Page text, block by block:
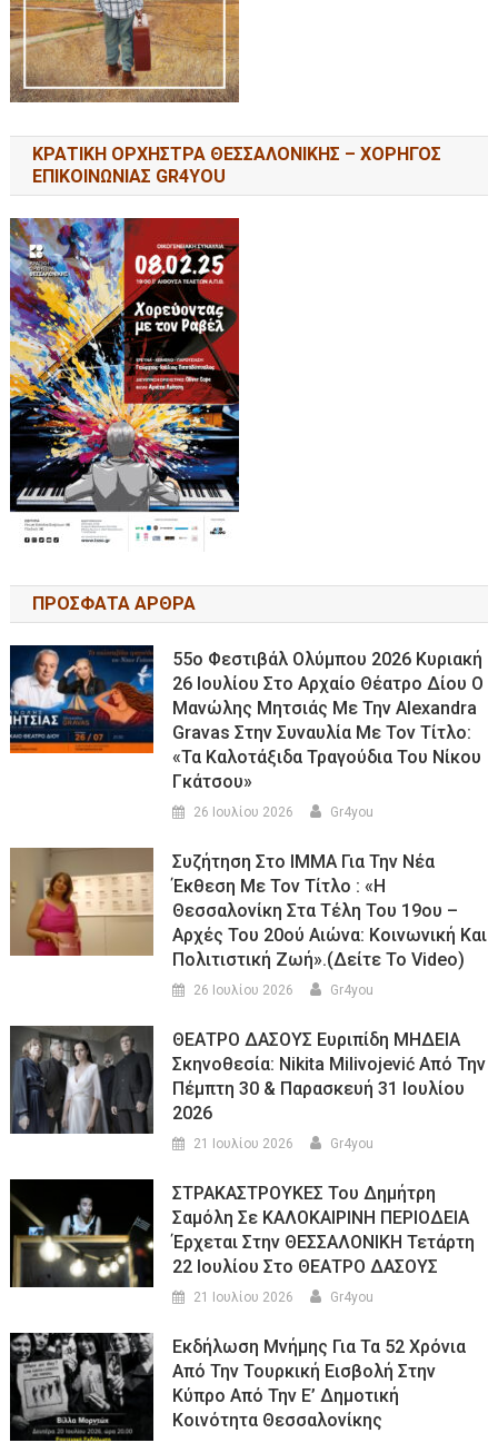
ΚΡΑΤΙΚΗ ΟΡΧΗΣΤΡΑ ΘΕΣΣΑΛΟΝΙΚΗΣ – ΧΟΡΗΓΟΣ
ΕΠΙΚΟΙΝΩΝΙΑΣ GR4YOU
ΠΡΟΣΦΑΤΑ ΑΡΘΡΑ
55ο Φεστιβάλ Ολύμπου 2026 Κυριακή
26 Ιουλίου Στο Αρχαίο Θέατρο Δίου Ο
Μανώλης Μητσιάς Με Την Alexandra
Gravas Στην Συναυλία Με Τον Τίτλο:
«τα Καλοτάξιδα Τραγούδια Του Νίκου
Γκάτσου»
26 Ιουλίου 2026 Gr4you
Συζήτηση Στο ΙΜΜΑ Για Την Νέα
Έκθεση Με Τον Τίτλο : «Η
Θεσσαλονίκη Στα Τέλη Του 19ου –
Αρχές Του 20ού Αιώνα: Κοινωνική Και
Πολιτιστική Ζωή».(Δείτε Το Video)
26 Ιουλίου 2026 Gr4you
ΘΕΑΤΡΟ ΔΑΣΟΥΣ Ευριπίδη ΜΗΔΕΙΑ
Σκηνοθεσία: Nikita Milivojević Από Την
Πέμπτη 30 & Παρασκευή 31 Ιουλίου
2026
21 Ιουλίου 2026 Gr4you
ΣΤΡΑΚΑΣΤΡΟΥΚΕΣ Του Δημήτρη
Σαμόλη Σε ΚΑΛΟΚΑΙΡΙΝΗ ΠΕΡΙΟΔΕΙΑ
Έρχεται Στην ΘΕΣΣΑΛΟΝΙΚΗ Τετάρτη
22 Ιουλίου Στο ΘΕΑΤΡΟ ΔΑΣΟΥΣ
21 Ιουλίου 2026 Gr4you
Εκδήλωση Μνήμης Για Τα 52 Χρόνια
Από Την Τουρκική Εισβολή Στην
Κύπρο Από Την Ε’ Δημοτική
Κοινότητα Θεσσαλονίκης